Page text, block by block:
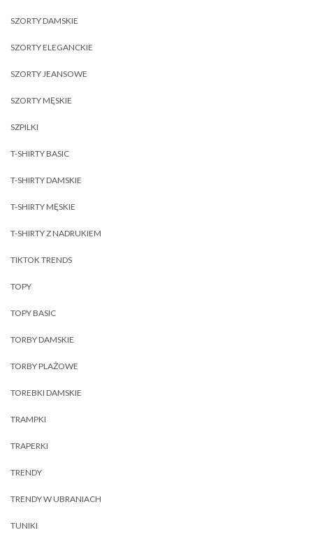
SZORTY DAMSKIE
SZORTY ELEGANCKIE
SZORTY JEANSOWE
SZORTY MĘSKIE
SZPILKI
T-SHIRTY BASIC
T-SHIRTY DAMSKIE
T-SHIRTY MĘSKIE
T-SHIRTY Z NADRUKIEM
TIKTOK TRENDS
TOPY
TOPY BASIC
TORBY DAMSKIE
TORBY PLAŻOWE
TOREBKI DAMSKIE
TRAMPKI
TRAPERKI
TRENDY
TRENDY W UBRANIACH
TUNIKI